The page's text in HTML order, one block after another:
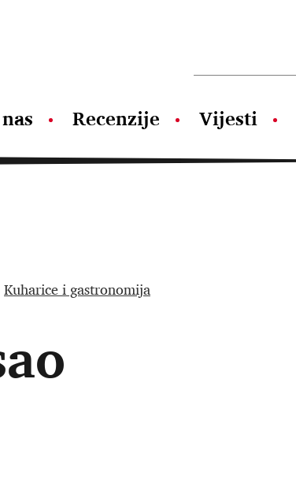
Recenzije Vijesti
Kuharice i gastronomija